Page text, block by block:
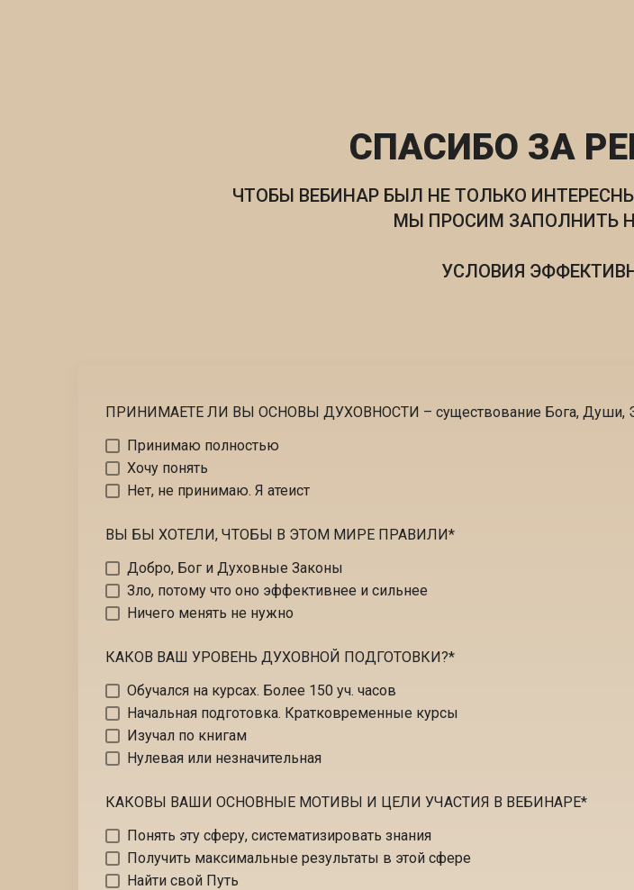
СПАСИБО ЗА
ЧТОБЫ ВЕБИНАР БЫЛ НЕ ТОЛЬКО
МЫ ПРОСИМ ЗАПОЛНИТЬ
УСЛОВИЯ
ПРИНИМАЕТЕ ЛИ ВЫ ОСНОВЫ ДУХОВНОСТИ – существование Бога, Души,
Принимаю полностью
Хочу понять
Нет, не принимаю. Я атеист
ВЫ БЫ ХОТЕЛИ, ЧТОБЫ В ЭТОМ МИРЕ ПРАВИЛИ*
Добро, Бог и Духовные Законы
Зло, потому что оно эффективнее и сильнее
Ничего менять не нужно
КАКОВ ВАШ УРОВЕНЬ ДУХОВНОЙ ПОДГОТОВКИ?*
Обучался на курсах. Более 150 уч. часов
Начальная подготовка. Кратковременные курсы
Изучал по книгам
Нулевая или незначительная
КАКОВЫ ВАШИ ОСНОВНЫЕ МОТИВЫ И ЦЕЛИ УЧАСТИЯ В ВЕБИНАРЕ*
Понять эту сферу, систематизировать знания
Получить максимальные результаты в этой сфере
Найти свой Путь